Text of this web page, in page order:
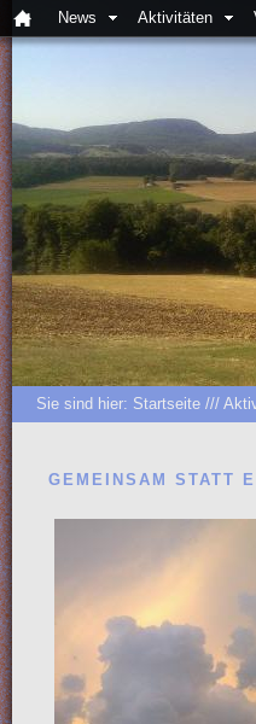
News Aktivitäten
Sie sind hier: Startseite ///
GEMEINSAM STATT